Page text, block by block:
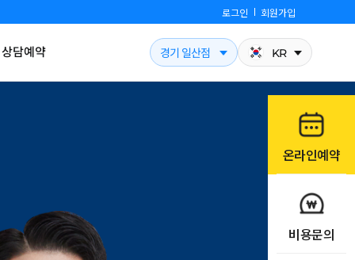
로그인 회원가입
상담예약 경기 일산점 KR
온라인예약
비용문의